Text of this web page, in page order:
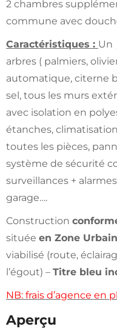
2 chambres
commune avec
Caractéristiques : Un
arbres ( palmiers,
automatique, citerne
sel, tous les murs
avec isolation en
étanches,
toutes les pièces,
système de sécurité
surveillances +
garage….
Construction
située en Zone
viabilisé (route,
l’égout) – Titre bleu
NB: frais d’agence en
Aperçu